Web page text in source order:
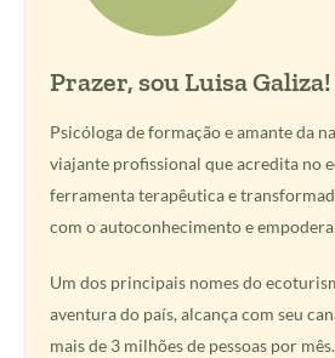
Prazer, sou Luisa Galiza!
Psicóloga de formação e amante da
viajante profissional que acredita no
ferramenta terapêutica e
com o autoconhecimento e
Um dos principais nomes do
aventura do país, alcança com seu
mais de 3 milhões de pessoas por